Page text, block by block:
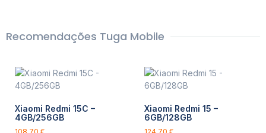
Recomendações Tuga Mobile
Xiaomi Redmi 15C –
4GB/256GB
Xiaomi Redmi 15 –
6GB/128GB